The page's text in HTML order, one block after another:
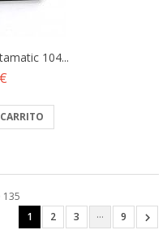
104...
1
2 3 … 9 